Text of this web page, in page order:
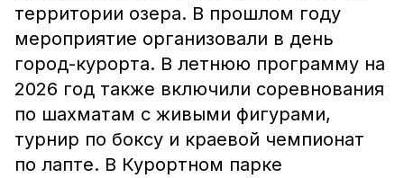
территории озера. В прошлом году
мероприятие организовали в день
город-курорта. В летнюю программу на
2026 год также включили соревнования
по шахматам с живыми фигурами,
турнир по боксу и краевой чемпионат
по лапте. В Курортном парке